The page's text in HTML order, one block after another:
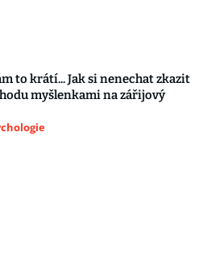
to krátí... Jak si nenechat zkazit
myšlenkami na zářijový